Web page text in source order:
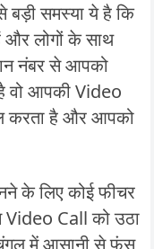
समस्या ये है कि
लोगों के साथ
नंबर से आपको
वो आपकी Video
करता है और आपको
के लिए कोई फीचर
Video Call को उठा
में आसानी से फंस